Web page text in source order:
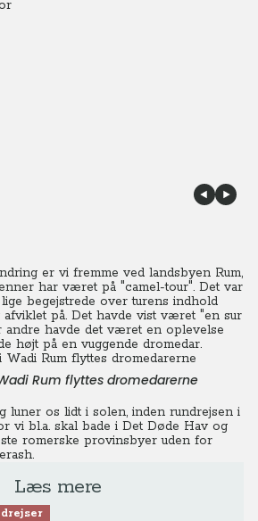
er vi fremme ved landsbyen Rum,
har været på "camel-tour". Det var
begejstrede over turens indhold
på. Det havde vist været "en sur
andre havde det været en oplevelse
højt på en vuggende dromedar.
Rum flyttes dromedarerne
luner os lidt i solen, inden rundrejsen i
vi bl.a. skal bade i Det Døde Hav og
romerske provinsbyer uden for
Læs mere